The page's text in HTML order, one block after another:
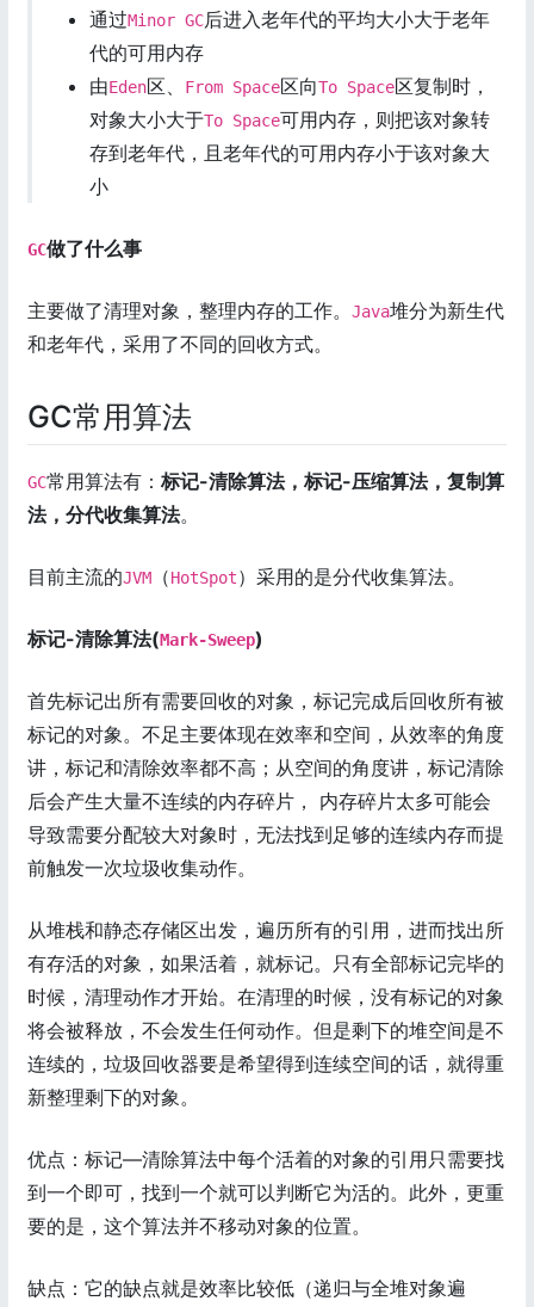
通过Minor GC后进入老年代的平均大小大于老年
代的可用内存
由Eden区、 From Space区向To Space区复制时，
对象大小大于To Space可用内存，则把该对象转
存到老年代，且老年代的可用内存小于该对象大
小
GC做了什么事
主要做了清理对象，整理内存的工作。 Java堆分为新生代
和老年代，采用了不同的回收方式。
GC常用算法
GC常用算法有： 标记-清除算法，标记-压缩算法，复制算
法，分代收集算法。
目前主流的JVM （HotSpot）采用的是分代收集算法。
标记-清除算法(Mark-Sweep)
首先标记出所有需要回收的对象，标记完成后回收所有被
标记的对象。不足主要体现在效率和空间，从效率的角度
讲，标记和清除效率都不高；从空间的角度讲，标记清除
后会产生大量不连续的内存碎片， 内存碎片太多可能会
导致需要分配较大对象时，无法找到足够的连续内存而提
前触发一次垃圾收集动作。
从堆栈和静态存储区出发，遍历所有的引用，进而找出所
有存活的对象，如果活着，就标记。只有全部标记完毕的
时候，清理动作才开始。在清理的时候，没有标记的对象
将会被释放，不会发生任何动作。但是剩下的堆空间是不
连续的，垃圾回收器要是希望得到连续空间的话，就得重
新整理剩下的对象。
优点：标记—清除算法中每个活着的对象的引用只需要找
到一个即可，找到一个就可以判断它为活的。此外，更重
要的是，这个算法并不移动对象的位置。
缺点：它的缺点就是效率比较低（递归与全堆对象遍